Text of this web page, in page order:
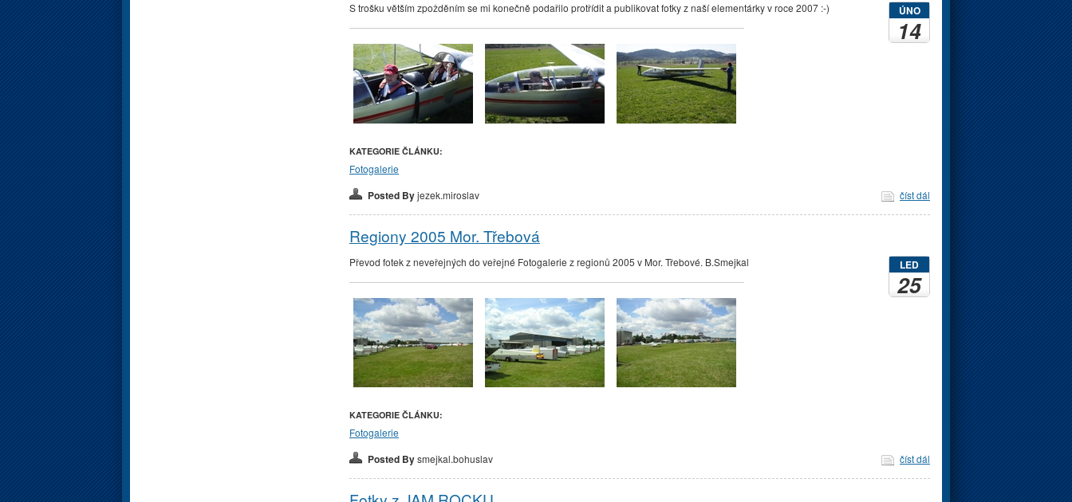
ÚNO
14
S trošku větším zpožděním se mi konečně podařilo protřídit a publikovat fotky z naší elementárky v roce 2007 :-)
KATEGORIE ČLÁNKU:
Fotogalerie
Posted Byjezek.miroslav číst dál
Regiony 2005 Mor. Třebová
LED
25
Převod fotek z neveřejných do veřejné Fotogalerie z regionů 2005 v Mor. Třebové. B.Smejkal
KATEGORIE ČLÁNKU:
Fotogalerie
Posted Bysmejkal.bohuslav číst dál